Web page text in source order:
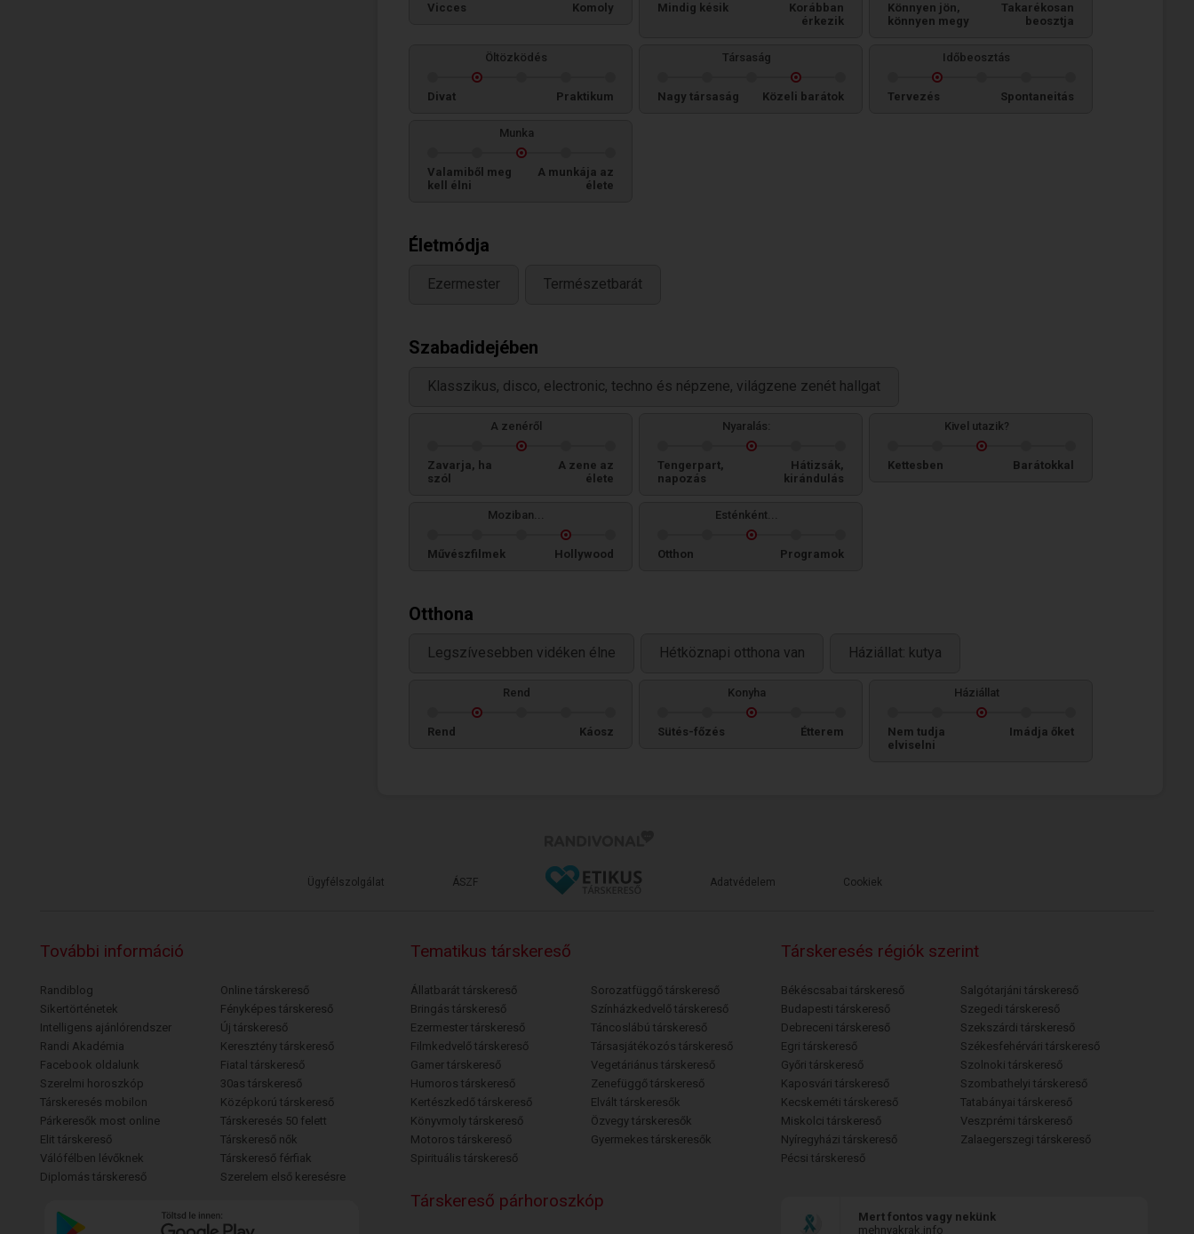
Vicces Komoly Mindig késik
Korábban
érkezik
Könnyen jön,
könnyen megy
Takarékosan
beosztja
Öltözködés
Divat Praktikum
Társaság
Nagy társaság Közeli barátok
Időbeosztás
Tervezés Spontaneitás
Munka
Valamiből meg
kell élni
A munkája az
élete
Életmódja
Ezermester Természetbarát
Szabadidejében
Klasszikus, disco, electronic, techno és népzene, világzene zenét hallgat
A zenéről
Zavarja, ha
szól
A zene az
élete
Nyaralás:
Tengerpart,
napozás
Hátizsák,
kirándulás
Kivel utazik?
Kettesben Barátokkal
Moziban...
Művészfilmek Hollywood
Esténként...
Otthon Programok
Otthona
Legszívesebben vidéken élne Hétköznapi otthona van Háziállat: kutya
Rend
Rend Káosz
Konyha
Sütés-főzés Étterem
Háziállat
Nem tudja
elviselni
Imádja őket
Ügyfélszolgálat ÁSZF Adatvédelem Cookiek
További információ
Randiblog
Sikertörténetek
Intelligens ajánlórendszer
Randi Akadémia
Facebook oldalunk
Szerelmi horoszkóp
Társkeresés mobilon
Párkeresők most online
Elit társkereső
Válófélben lévőknek
Diplomás társkereső
Online társkereső
Fényképes társkereső
Új társkereső
Keresztény társkereső
Fiatal társkereső
30as társkereső
Középkorú társkereső
Társkeresés 50 felett
Társkereső nők
Társkereső férfiak
Szerelem első keresésre
Tematikus társkereső
Állatbarát társkereső
Bringás társkereső
Ezermester társkereső
Filmkedvelő társkereső
Gamer társkereső
Humoros társkereső
Kertészkedő társkereső
Könyvmoly társkereső
Motoros társkereső
Spirituális társkereső
Sorozatfüggő társkereső
Színházkedvelő társkereső
Táncoslábú társkereső
Társasjátékozós társkereső
Vegetáriánus társkereső
Zenefüggő társkereső
Elvált társkeresők
Özvegy társkeresők
Gyermekes társkeresők
Társkeresés régiók szerint
Békéscsabai társkereső
Budapesti társkereső
Debreceni társkereső
Egri társkereső
Győri társkereső
Kaposvári társkereső
Kecskeméti társkereső
Miskolci társkereső
Nyíregyházi társkereső
Pécsi társkereső
Salgótarjáni társkereső
Szegedi társkereső
Szekszárdi társkereső
Székesfehérvári társkereső
Szolnoki társkereső
Szombathelyi társkereső
Tatabányai társkereső
Veszprémi társkereső
Zalaegerszegi társkereső
Társkereső párhoroszkóp
Mert fontos vagy nekünk
mehnyakrak.info